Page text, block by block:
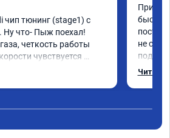
чип тюнинг (stage1) с
Ну что- Пыж поехал!
четкость работы
чувствуется
Ребята
быстро
не
буду
Читать